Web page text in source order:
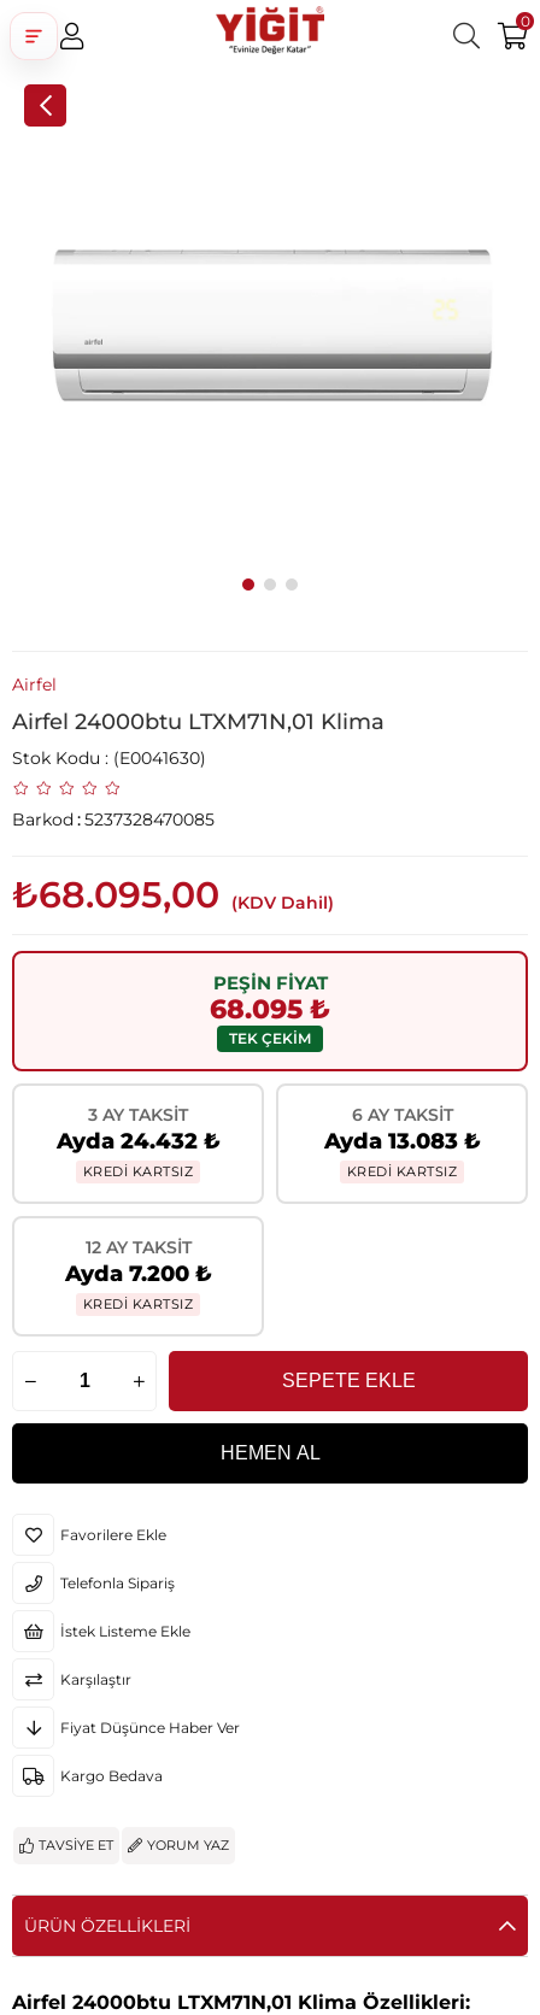
0
Airfel
Airfel 24000btu LTXM71N,01 Klima
Stok Kodu (E0041630)
Barkod:5237328470085
₺68.095,00 (KDV Dahil)
PEŞİN FİYAT
68.095 ₺
TEK ÇEKİM
3 AY TAKSIT
Ayda 24.432 ₺
KREDİ KARTSIZ
6 AY TAKSIT
Ayda 13.083 ₺
KREDİ KARTSIZ
12 AY TAKSIT
Ayda 7.200 ₺
KREDİ KARTSIZ
Favorilere Ekle
Telefonla Sipariş
İstek Listeme Ekle
Karşılaştır
Fiyat Düşünce Haber Ver
Kargo Bedava
TAVSIYE ET YORUM YAZ
ÜRÜN ÖZELLIKLERI
Airfel 24000btu LTXM71N,01 Klima Özellikleri: